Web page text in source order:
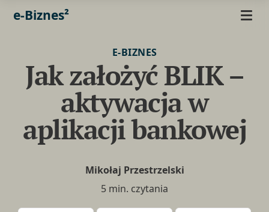
e-Biznes²
E-BIZNES
Jak założyć BLIK –
aktywacja w
aplikacji bankowej
Mikołaj Przestrzelski
5 min. czytania